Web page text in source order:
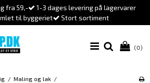
fra 59,-
1-3 dages levering på lagervarer
til byggeriet
Stort sortiment
(0)
/ Maling og lak /